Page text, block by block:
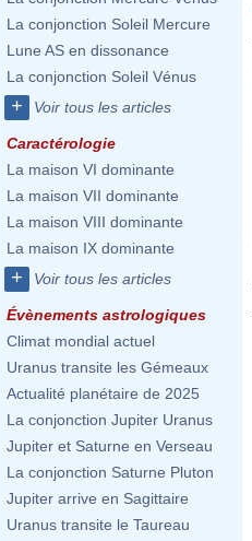
La conjonction Soleil Mercure
Lune AS en dissonance
La conjonction Soleil Vénus
+ Voir tous les articles
Caractérologie
La maison VI dominante
La maison VII dominante
La maison VIII dominante
La maison IX dominante
+ Voir tous les articles
Évènements astrologiques
Climat mondial actuel
Uranus transite les Gémeaux
Actualité planétaire de 2025
La conjonction Jupiter Uranus
Jupiter et Saturne en Verseau
La conjonction Saturne Pluton
Jupiter arrive en Sagittaire
Uranus transite le Taureau